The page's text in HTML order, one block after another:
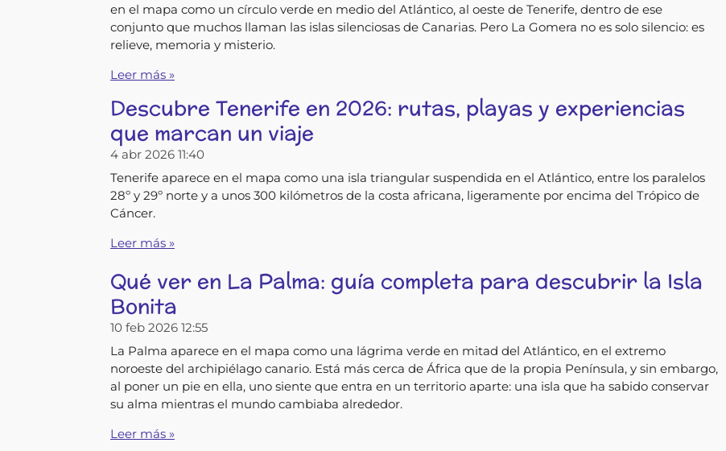
en el mapa como un círculo verde en medio del Atlántico, al oeste de Tenerife, dentro de ese
conjunto que muchos llaman las islas silenciosas de Canarias. Pero La Gomera no es solo silencio: es
relieve, memoria y misterio.
Leer más »
Descubre Tenerife en 2026: rutas, playas y experiencias
que marcan un viaje
4 abr 2026 11:40
Tenerife aparece en el mapa como una isla triangular suspendida en el Atlántico, entre los paralelos
28º y 29º norte y a unos 300 kilómetros de la costa africana, ligeramente por encima del Trópico de
Cáncer.
Leer más »
Qué ver en La Palma: guía completa para descubrir la Isla
Bonita
10 feb 2026 12:55
La Palma aparece en el mapa como una lágrima verde en mitad del Atlántico, en el extremo
noroeste del archipiélago canario. Está más cerca de África que de la propia Península, y sin embargo,
al poner un pie en ella, uno siente que entra en un territorio aparte: una isla que ha sabido conservar
su alma mientras el mundo cambiaba alrededor.
Leer más »